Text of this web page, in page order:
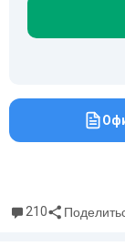
210